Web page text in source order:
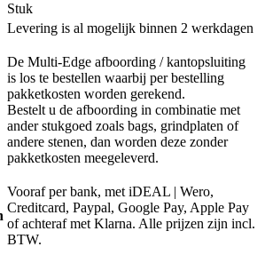
Stuk
Levering is al mogelijk binnen 2 werkdagen
De Multi-Edge afboording / kantopsluiting
is los te bestellen waarbij per bestelling
pakketkosten worden gerekend.
Bestelt u de afboording in combinatie met
ander stukgoed zoals bags, grindplaten of
andere stenen, dan worden deze zonder
pakketkosten meegeleverd.
Vooraf per bank, met iDEAL | Wero,
Creditcard, Paypal, Google Pay, Apple Pay
of achteraf met Klarna. Alle prijzen zijn incl.
BTW.